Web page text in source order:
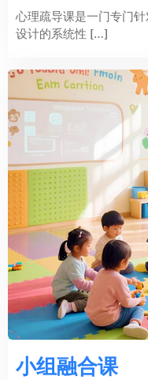
心理疏导课是一门专门
设计的系统性 […]
小组融合课